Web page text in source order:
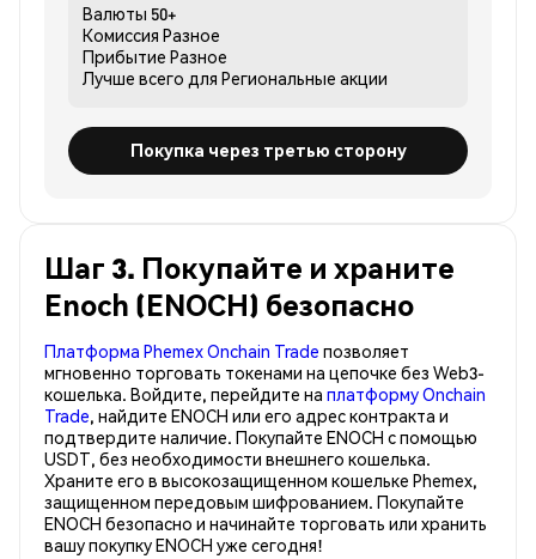
Валюты 50+
Комиссия Разное
Прибытие Разное
Лучше всего для Региональные акции
Покупка через третью сторону
Шаг 3. Покупайте и храните
Enoch (ENOCH) безопасно
Платформа Phemex Onchain Trade позволяет
мгновенно торговать токенами на цепочке без Web3-
кошелька. Войдите, перейдите на платформу Onchain
Trade, найдите ENOCH или его адрес контракта и
подтвердите наличие. Покупайте ENOCH с помощью
USDT, без необходимости внешнего кошелька.
Храните его в высокозащищенном кошельке Phemex,
защищенном передовым шифрованием. Покупайте
ENOCH безопасно и начинайте торговать или хранить
вашу покупку ENOCH уже сегодня!